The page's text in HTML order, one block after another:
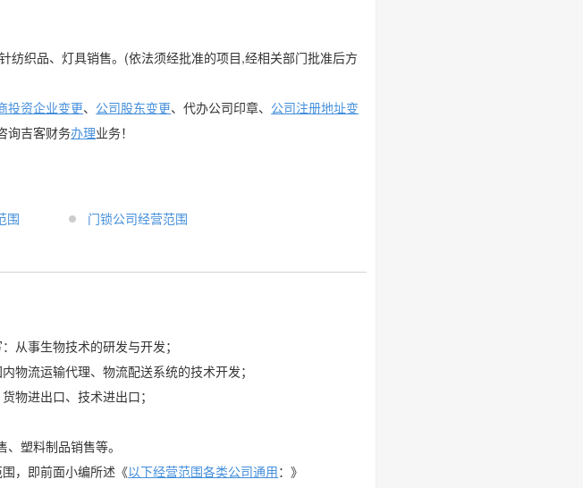
纺织品、灯具销售。(依法须经批准的项目,经相关部门批准后方
投资企业变更、 公司股东变更、代办公司印章、 公司注册地址变
询吉客财务办理业务！
围
门锁公司经营范围
从事生物技术的研发与开发；
物流运输代理、物流配送系统的技术开发；
物进出口、技术进出口；
塑料制品销售等。
，即前面小编所述《以下经营范围各类公司通用：》